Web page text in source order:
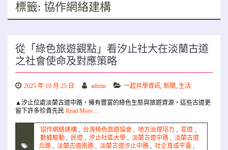
標籤: 協作網絡建構
從「綠色旅遊觀點」看汐止社大在淡蘭古道
之社會使命及對應策略
2025 年 10 月 25 日 admin 一起共學資訊, 新聞, 生活
▲汐止位處淡蘭古道中路，擁有豐富的綠色生態與旅遊資源，這些古道更
留下許多珍貴先民 Read More …
協作網絡建構 , 台灣綠色旅遊協會 , 地方治理培力 , 官道 ,
數據驅動 , 民道 , 汐止社區大學 , 淡蘭古道中路 , 淡蘭古道
北路 , 淡蘭古道南路 , 淡蘭古道汐止中路 , 社企育成平臺 ,